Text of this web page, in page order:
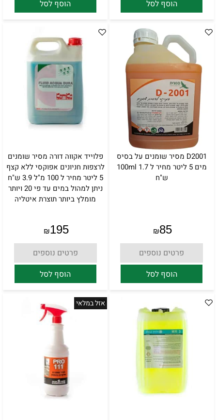
הוסף לסל
הוסף לסל
D2001 מסיר שומנים על בסיס
מים 5 ליטר מחיר ל 100ml 1.7
ש"ח
₪85
פרטים נוספים
הוסף לסל
פלוייד אקווה דורה מסיר שומנים
לרצפות חניונים אפוקסי ללא קצף
5 ליטר מחיר ל 100 מ"ל 3.9 ש"ח
ניתן למהול במים עד פי 20 ויותר
מומלץ ביותר תוצרת איטליה
₪195
פרטים נוספים
הוסף לסל
אזל במלאי